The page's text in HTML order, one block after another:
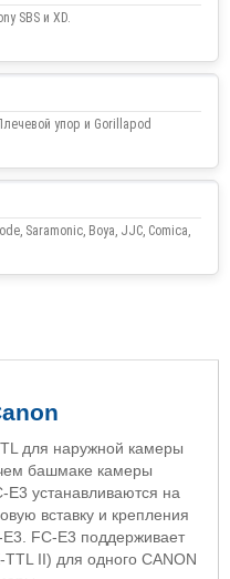
SBS и XD.
упор и Gorillapod
Saramonic, Boya, JJC, Comica,
для наружной камеры
башмаке камеры
устанавливаются на
вставку и крепления
FC-E3 поддерживает
II) для одного CANON